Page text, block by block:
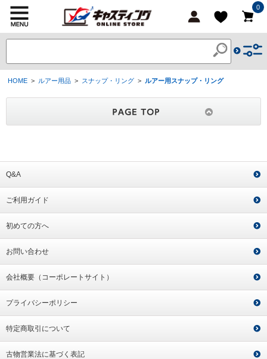
0
HOME > ルアー用品 > スナップ・リング > ルアー用スナップ・リング
Q&A
ご利用ガイド
初めての方へ
お問い合わせ
会社概要（コーポレートサイト）
プライバシーポリシー
特定商取引について
古物営業法に基づく表記